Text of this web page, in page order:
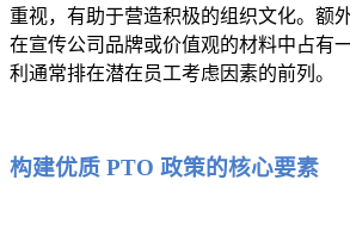
重视，有助于营造积极的组织文化。额
在宣传公司品牌或价值观的材料中占有
利通常排在潜在员工考虑因素的前列。
构建优质 PTO 政策的核心要素